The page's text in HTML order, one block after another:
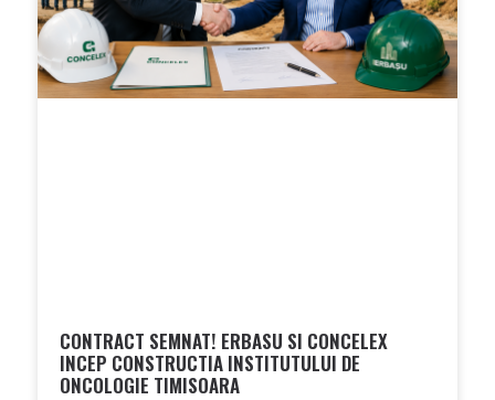
CONTRACT SEMNAT! ERBASU SI CONCELEX
INCEP CONSTRUCTIA INSTITUTULUI DE
ONCOLOGIE TIMISOARA